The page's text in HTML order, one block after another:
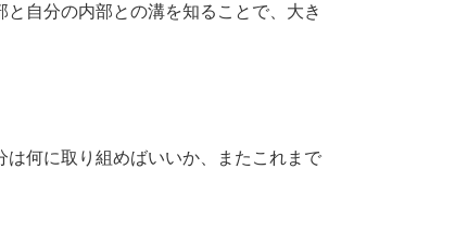
自分の内部との溝を知ることで、大き
何に取り組めばいいか、またこれまで